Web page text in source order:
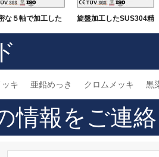
な５軸で加工した 旋盤加工したSUS304精
キ 亜鉛めっき クロムメッキ 黒
情報をご連